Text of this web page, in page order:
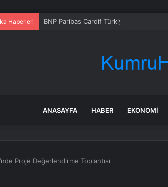
Haberleri BNP Paribas Cardif Türkiye’nin İç
ANASAYFA HABER EKONOMI
Proje Değerlendirme Toplantısı